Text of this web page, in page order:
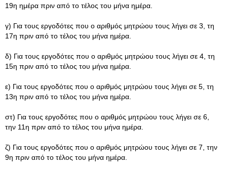
19η ημέρα πριν από το τέλος του μήνα ημέρα.
γ) Για τους εργοδότες που ο αριθμός μητρώου τους λήγει σε 3, τη
17η πριν από το τέλος του μήνα ημέρα.
δ) Για τους εργοδότες που ο αριθμός μητρώου τους λήγει σε 4, τη
15η πριν από το τέλος του μήνα ημέρα.
ε) Για τους εργοδότες που ο αριθμός μητρώου τους λήγει σε 5, τη
13η πριν από το τέλος του μήνα ημέρα.
στ) Για τους εργοδότες που ο αριθμός μητρώου τους λήγει σε 6,
την 11η πριν από το τέλος του μήνα ημέρα.
ζ) Για τους εργοδότες που ο αριθμός μητρώου τους λήγει σε 7, την
9η πριν από το τέλος του μήνα ημέρα.